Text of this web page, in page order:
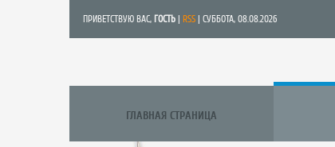
ПРИВЕТСТВУЮ ВАС, ГОСТЬ RSS | СУББОТА, 08.08.2026
ГЛАВНАЯ СТРАНИЦА